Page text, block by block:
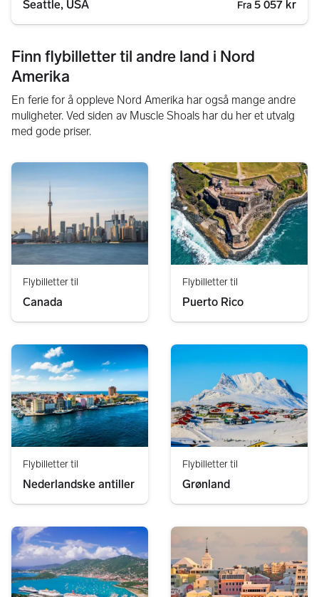
Seattle, USA Fra 5 057 kr
Finn flybilletter til andre land i Nord
Amerika
En ferie for å oppleve Nord Amerika har også mange andre
muligheter. Ved siden av Muscle Shoals har du her et utvalg
med gode priser.
Flybilletter til
Canada
Flybilletter til
Puerto Rico
Flybilletter til
Nederlandske antiller
Flybilletter til
Grønland